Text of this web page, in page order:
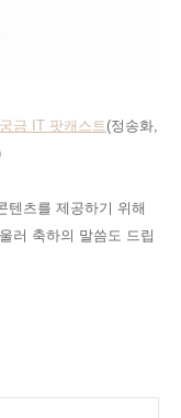
금 IT 팟캐스트(정송화,
텐츠를 제공하기 위해
러 축하의 말씀도 드립